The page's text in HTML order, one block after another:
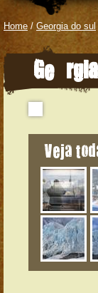
Home / Georgia do sul
Veja